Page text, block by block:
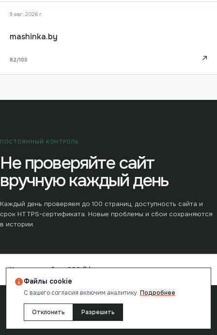
9 авг. 2026 г.
mashinka.by
82/100 ↗
ПОСТОЯННЫЙ КОНТРОЛЬ
Не проверяйте сайт
вручную каждый день
Каждый день проверяем до 100 страниц, доступность сайта и
срок HTTPS-сертификата. Новые проблемы и сбои сохраняются
в истории.
Контроль сайта ·990₽/мес →
Файлы cookie
С вашего согласия включим аналитику. Подробнее
Отклонить Разрешить